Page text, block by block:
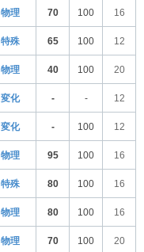
物理 70 100 16
特殊 65 100 12
物理 40 100 20
変化 - - 12
変化 - 100 12
物理 95 100 16
特殊 80 100 16
物理 80 100 16
物理 70 100 20